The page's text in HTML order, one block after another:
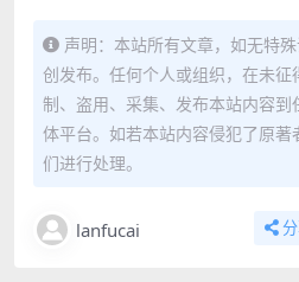
声明：本站所有文章，如无特
创发布。任何个人或组织，在未
制、盗用、采集、发布本站内容
体平台。如若本站内容侵犯了原
们进行处理。
lanfucai